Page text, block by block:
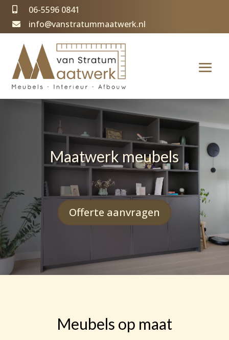
06-5596 0841
 info@vanstratummaatwerk.nl
Maatwerk meubels
Offerte aanvragen
Meubels op maat